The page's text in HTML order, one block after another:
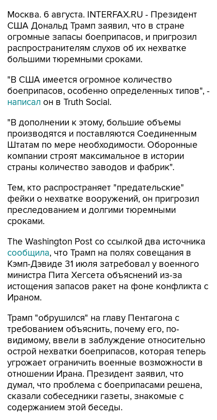
Москва. 6 августа. INTERFAX.RU - Президент
США Дональд Трамп заявил, что в стране
огромные запасы боеприпасов, и пригрозил
распространителям слухов об их нехватке
большими тюремными сроками.
"В США имеется огромное количество
боеприпасов, особенно определенных типов", -
написал он в Truth Social.
"В дополнении к этому, большие объемы
производятся и поставляются Соединенным
Штатам по мере необходимости. Оборонные
компании строят максимальное в истории
страны количество заводов и фабрик".
Тем, кто распространяет "предательские"
фейки о нехватке вооружений, он пригрозил
преследованием и долгими тюремными
сроками.
The Washington Post со ссылкой два источника
сообщила, что Трамп на полях совещания в
Кэмп-Дэвиде 31 июля затребовал у военного
министра Пита Хегсета объяснений из-за
истощения запасов ракет на фоне конфликта с
Ираном.
Трамп "обрушился" на главу Пентагона с
требованием объяснить, почему его, по-
видимому, ввели в заблуждение относительно
острой нехватки боеприпасов, которая теперь
угрожает ограничить военные возможности в
отношении Ирана. Президент заявил, что
думал, что проблема с боеприпасами решена,
сказали собеседники газеты, знакомые с
содержанием этой беседы.